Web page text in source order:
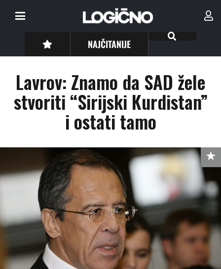
NAJČITANIJE
Lavrov: Znamo da SAD žele
stvoriti “Sirijski Kurdistan”
i ostati tamo